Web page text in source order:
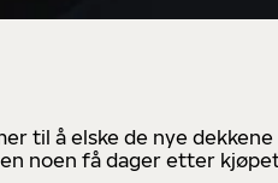
til å elske de nye
noen få dager etter